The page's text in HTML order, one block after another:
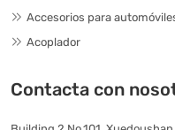
Accesorios para
Acoplador
Contacta con